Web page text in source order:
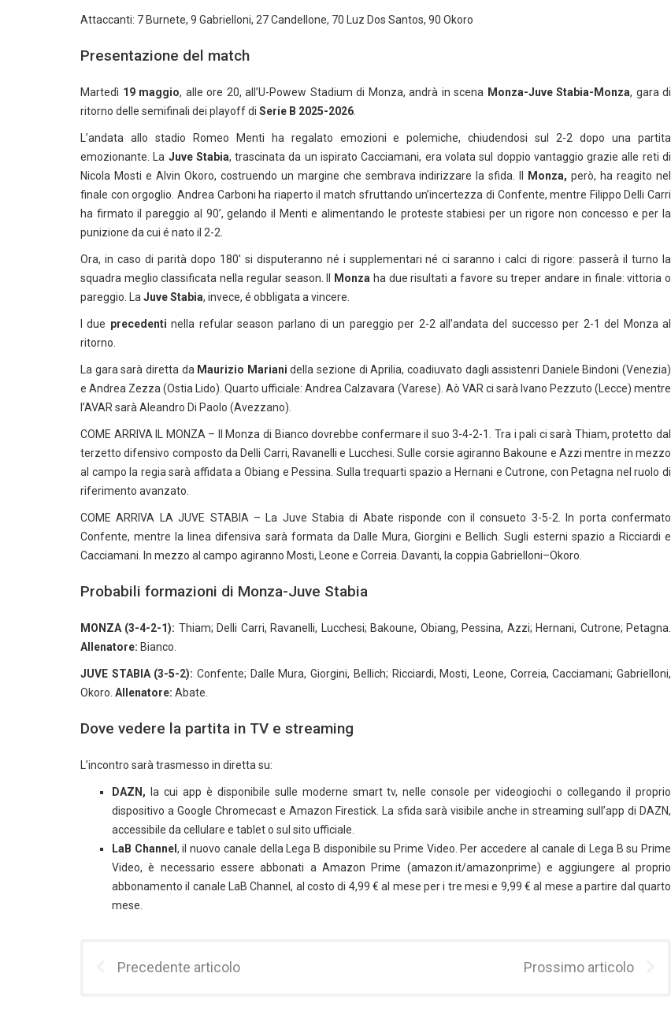
Attaccanti: 7 Burnete, 9 Gabrielloni, 27 Candellone, 70 Luz Dos Santos, 90 Okoro
Presentazione del match
Martedì 19 maggio, alle ore 20, all’U-Powew Stadium di Monza, andrà in scena Monza-Juve Stabia-Monza, gara di
ritorno delle semifinali dei playoff di Serie B 2025-2026
L’andata allo stadio Romeo Menti ha regalato emozioni e polemiche, chiudendosi sul 2-2 dopo una partita
emozionante. La Juve Stabia, trascinata da un ispirato Cacciamani, era volata sul doppio vantaggio grazie alle reti di
Nicola Mosti e Alvin Okoro, costruendo un margine che sembrava indirizzare la sfida. Il
Monza, però, ha reagito nel
finale con orgoglio. Andrea Carboni ha riaperto il match sfruttando un’incertezza di Confente, mentre Filippo Delli Carri
ha firmato il pareggio al 90’, gelando il Menti e alimentando le proteste stabiesi per un rigore non concesso e per la
punizione da cui é nato il 2-2.
Ora, in caso di parità dopo 180′ si disputeranno né i supplementari né ci saranno i calci di rigore: passerà il turno la
squadra meglio classificata nella regular season. Il
Monza ha due risultati a favore su treper andare in finale: vittoria o
pareggio. La Juve Stabia, invece, é obbligata a vincere.
I due precedenti nella refular season parlano di un pareggio per 2-2 all’andata del successo per 2-1 del Monza al
ritorno.
La gara sarà diretta da Maurizio Mariani della sezione di Aprilia, coadiuvato dagli assistenri Daniele Bindoni (Venezia)
e Andrea Zezza (Ostia Lido). Quarto ufficiale: Andrea Calzavara (Varese). Aò VAR ci sarà Ivano Pezzuto (Lecce) mentre
l’AVAR sarà Aleandro Di Paolo (Avezzano).
COME ARRIVA IL MONZA – Il Monza di Bianco dovrebbe confermare il suo 3-4-2-1. Tra i pali ci sarà Thiam, protetto dal
terzetto difensivo composto da Delli Carri, Ravanelli e Lucchesi. Sulle corsie agiranno Bakoune e Azzi mentre in mezzo
al campo la regia sarà affidata a Obiang e Pessina. Sulla trequarti spazio a Hernani e Cutrone, con Petagna nel ruolo di
riferimento avanzato.
COME ARRIVA LA JUVE STABIA – La Juve Stabia di Abate risponde con il consueto 3-5-2. In porta confermato
Confente, mentre la linea difensiva sarà formata da Dalle Mura, Giorgini e Bellich. Sugli esterni spazio a Ricciardi e
Cacciamani. In mezzo al campo agiranno Mosti, Leone e Correia. Davanti, la coppia Gabrielloni–Okoro.
Probabili formazioni di Monza-Juve Stabia
MONZA (3-4-2-1): Thiam; Delli Carri, Ravanelli, Lucchesi; Bakoune, Obiang, Pessina, Azzi; Hernani, Cutrone; Petagna.
Allenatore: Bianco.
JUVE STABIA (3-5-2): Confente; Dalle Mura, Giorgini, Bellich; Ricciardi, Mosti, Leone, Correia, Cacciamani; Gabrielloni,
Okoro. Allenatore: Abate.
Dove vedere la partita in TV e streaming
L’incontro sarà trasmesso in diretta su:
DAZN, la cui app è disponibile sulle moderne smart tv, nelle console per videogiochi o collegando il proprio
dispositivo a Google Chromecast e Amazon Firestick. La sfida sarà visibile anche in streaming sull’app di DAZN,
accessibile da cellulare e tablet o sul sito ufficiale.
LaB Channel , il nuovo canale della Lega B disponibile su Prime Video. Per accedere al canale di Lega B su Prime
Video, è necessario essere abbonati a Amazon Prime (amazon.it/amazonprime) e aggiungere al proprio
abbonamento il canale LaB Channel, al costo di 4,99 € al mese per i tre mesi e 9,99 € al mese a partire dal quarto
mese.
Precedente articolo Prossimo articolo